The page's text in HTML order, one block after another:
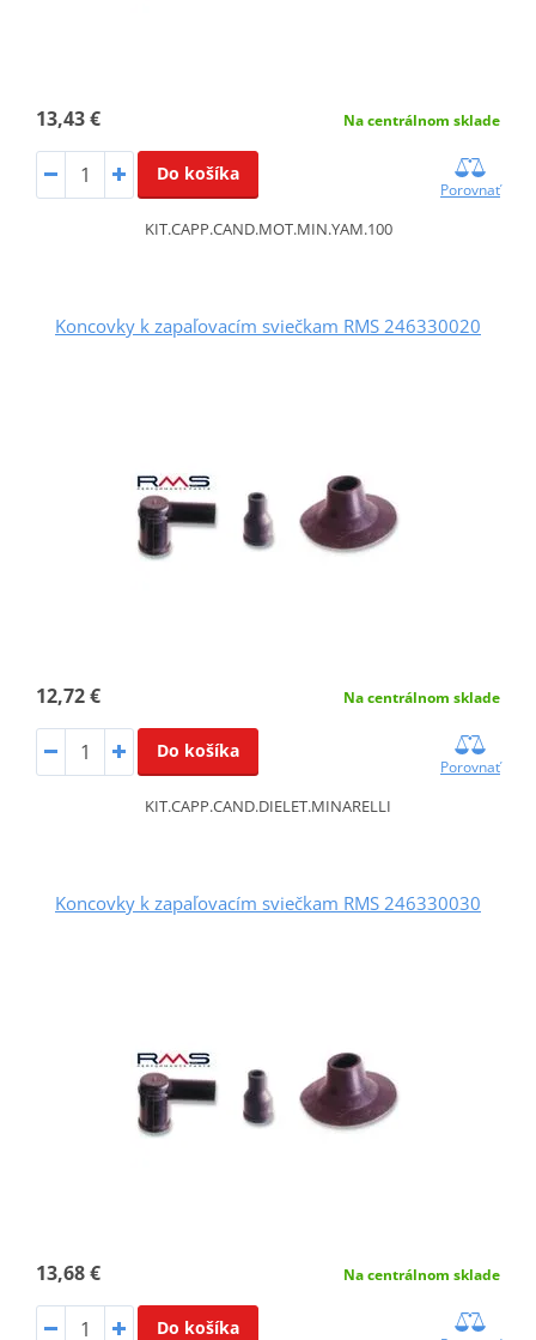
13,43 € Na centrálnom sklade
Do košíka
Porovnať
KIT.CAPP.CAND.MOT.MIN.YAM.100
Koncovky k zapaľovacím sviečkam RMS 246330020
12,72 € Na centrálnom sklade
Do košíka
Porovnať
KIT.CAPP.CAND.DIELET.MINARELLI
Koncovky k zapaľovacím sviečkam RMS 246330030
13,68 € Na centrálnom sklade
Do košíka